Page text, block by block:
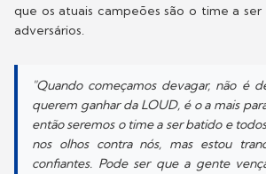
que os atuais campeões são o time a
adversários.
"Quando começamos devagar, não é
querem ganhar da LOUD, é o a mais
então seremos o time a ser batido e
nos olhos contra nós, mas estou
confiantes. Pode ser que a gente